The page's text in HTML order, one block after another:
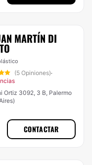
MARTÍN DI
(5 Opiniones)·
Ortiz 3092, 3 B, Palermo
CONTACTAR